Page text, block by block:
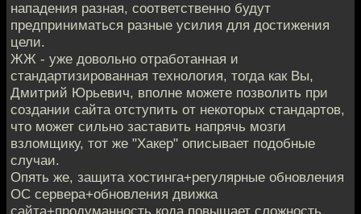
нападения разная, соответственно будут
предприниматься разные усилия для достижения
цели.
ЖЖ - уже довольно отработанная и
стандартизированная технология, тогда как Вы,
Дмитрий Юрьевич, вполне можете позволить при
создании сайта отступить от некоторых стандартов,
что может сильно заставить напрячь мозги
взломщику, тот же "Хакер" описывает подобные
случаи.
Опять же, защита хостинга+регулярные обновления
ОС сервера+обновления движка